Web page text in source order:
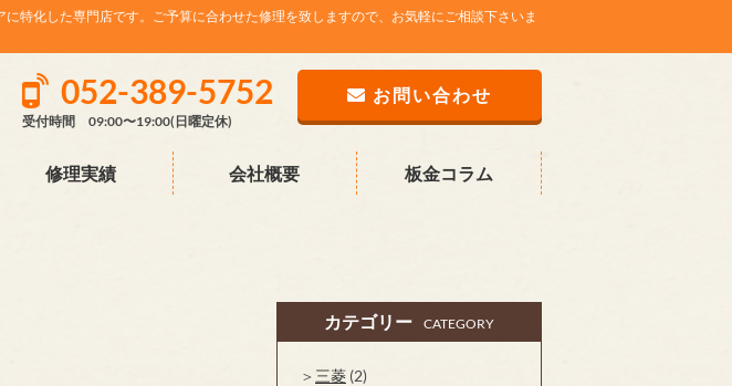
特化した専門店です。ご予算に合わせた修理を致しますので、お気軽にご相談下さいま
052-389-5752
受付時間 09:00〜19:00(日曜定休)
お問い合わせ
修理実績 会社概要 板金コラム
カテゴリー CATEGORY
三菱 (2)